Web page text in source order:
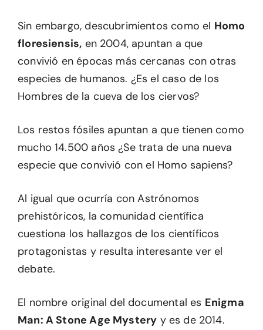
Sin embargo, descubrimientos como el Homo
floresiensis, en 2004, apuntan a que
convivió en épocas más cercanas con otras
especies de humanos. ¿Es el caso de los
Hombres de la cueva de los ciervos?
Los restos fósiles apuntan a que tienen como
mucho 14.500 años ¿Se trata de una nueva
especie que convivió con el Homo sapiens?
Al igual que ocurría con Astrónomos
prehistóricos, la comunidad científica
cuestiona los hallazgos de los científicos
protagonistas y resulta interesante ver el
debate.
El nombre original del documental es Enigma
Man: A Stone Age Mystery y es de 2014.